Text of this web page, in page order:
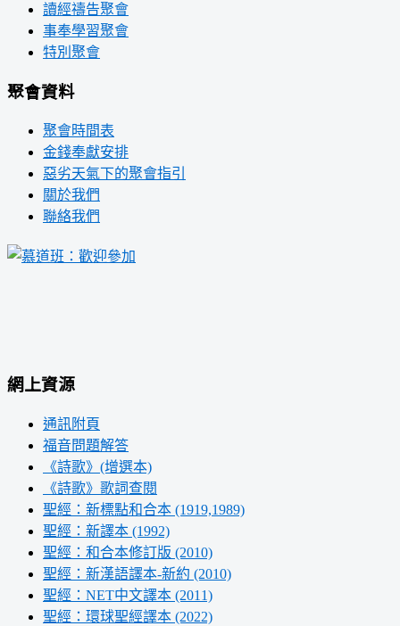
讀經禱告聚會
事奉學習聚會
特別聚會
聚會資料
聚會時間表
金錢奉獻安排
惡劣天氣下的聚會指引
關於我們
聯絡我們
網上資源
通訊附頁
福音問題解答
《詩歌》(增選本)
《詩歌》歌詞查閱
聖經：新標點和合本 (1919,1989)
聖經：新譯本 (1992)
聖經：和合本修訂版 (2010)
聖經：新漢語譯本-新約 (2010)
聖經：NET中文譯本 (2011)
聖經：環球聖經譯本 (2022)